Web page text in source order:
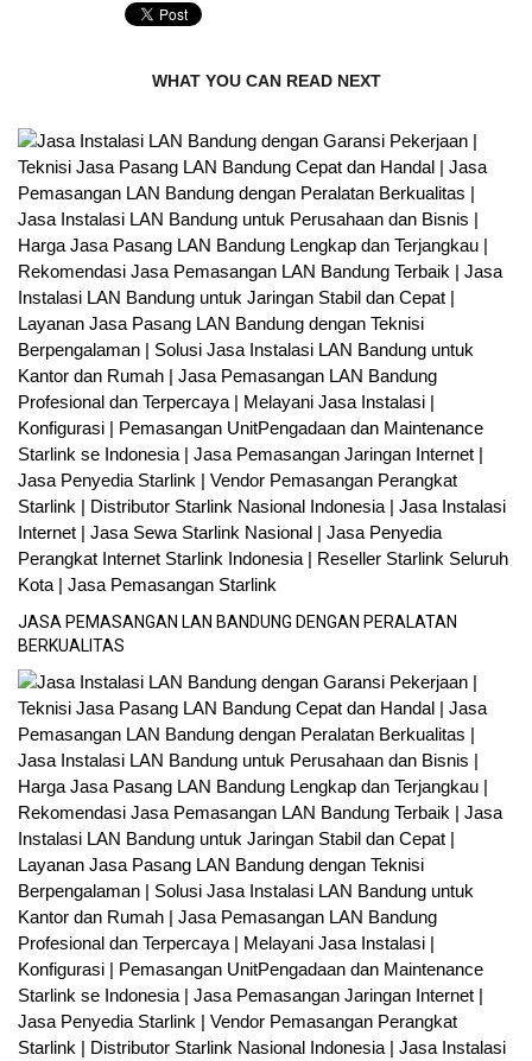
WHAT YOU CAN READ NEXT
JASA PEMASANGAN LAN BANDUNG DENGAN PERALATAN
BERKUALITAS